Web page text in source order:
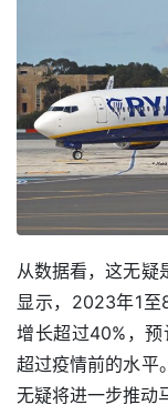
从数据看，这无疑
显示，2023年1
增长超过40%，
超过疫情前的水平
无疑将进一步推动